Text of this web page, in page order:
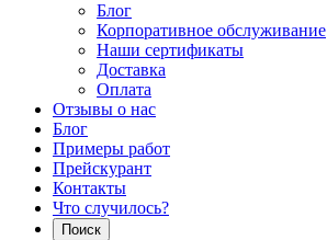
Блог
Корпоративное обслуживание
Наши сертификаты
Доставка
Оплата
Отзывы о нас
Блог
Примеры работ
Прейскурант
Контакты
Что случилось?
Поиск